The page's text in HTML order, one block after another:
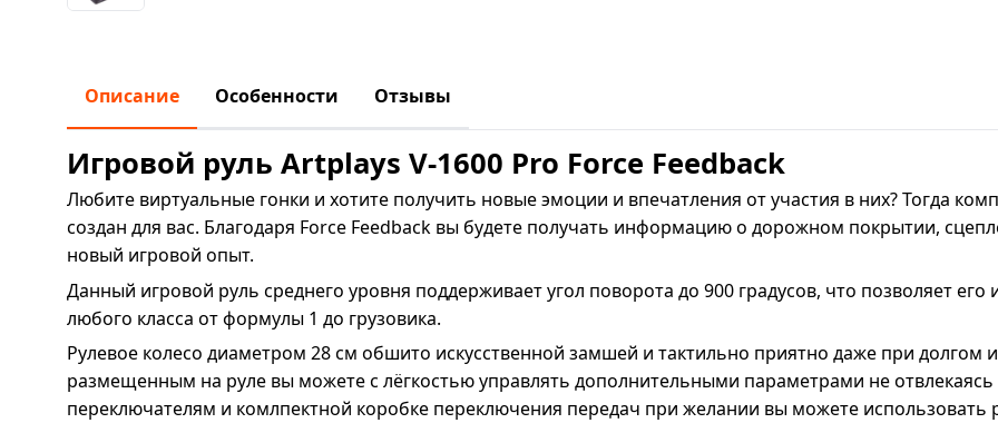
Описание Особенности Отзывы
Игровой руль Artplays V-1600 Pro Force Feedback
Любите виртуальные гонки и хотите получить новые эмоции и впечатления от участия в них? Тогда
создан для вас. Благодаря Force Feedback вы будете получать информацию о дорожном покрытии,
новый игровой опыт.
Данный игровой руль среднего уровня поддерживает угол поворота до 900 градусов, что позволяет
любого класса от формулы 1 до грузовика.
Рулевое колесо диаметром 28 см обшито искусственной замшей и тактильно приятно даже при долгом
размещенным на руле вы можете с лёгкостью управлять дополнительными параметрами не
переключателям и комлпектной коробке переключения передач при желании вы можете